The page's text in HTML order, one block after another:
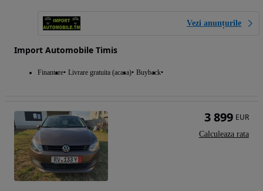
Vezi anunțurile
Import Automobile Timis
Finantare Livrare gratuita (acasa) Buyback
3 899 EUR
Calculeaza rata